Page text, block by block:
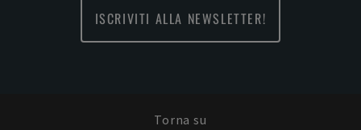
ISCRIVITI ALLA NEWSLETTER!
Torna su